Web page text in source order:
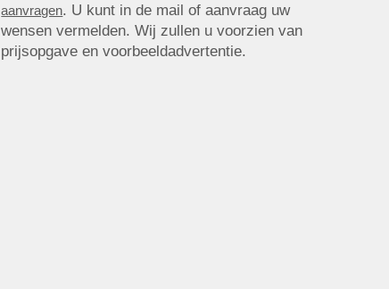
aanvragen. U kunt in de mail of aanvraag uw
wensen vermelden. Wij zullen u voorzien van
prijsopgave en voorbeeldadvertentie.